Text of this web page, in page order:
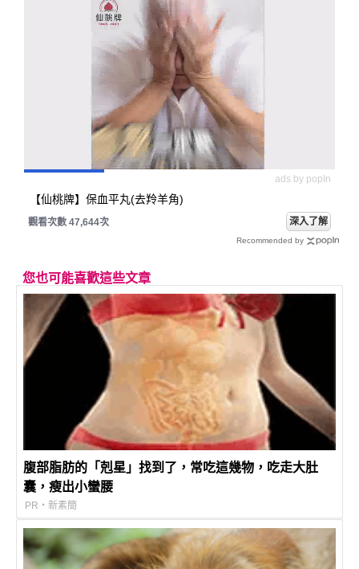
ads by popIn
【仙桃牌】保血平丸(去羚羊角)
觀看次數 47,644次 深入了解
Recommended by
您也可能喜歡這些文章
腹部脂肪的「剋星」找到了，常吃這幾物，吃走大肚
囊，瘦出小蠻腰
PR・新素簡